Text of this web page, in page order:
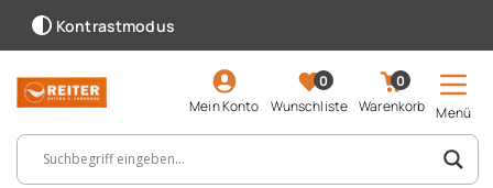
Kontrastmodus
Mein Konto
0
Wunschliste
0
Warenkorb
Menü
Suchbegriff, Artikelnummer ...